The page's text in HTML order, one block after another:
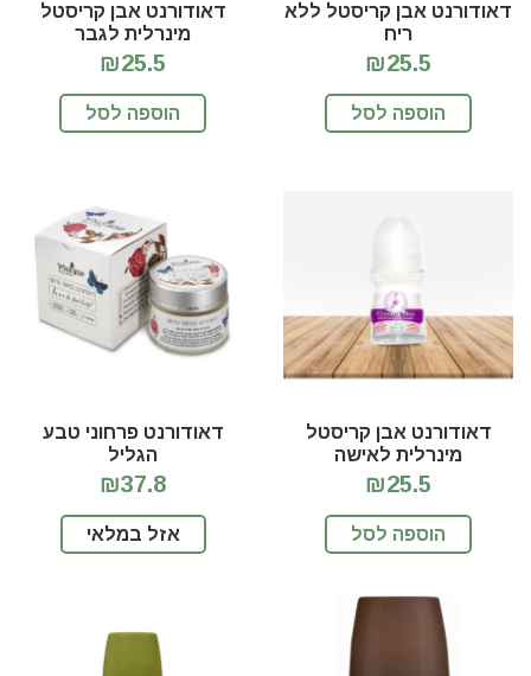
דאודורנט אבן קריסטל ללא
ריח
₪25.5
הוספה לסל
דאודורנט אבן קריסטל
מינרלית לגבר
₪25.5
הוספה לסל
דאודורנט אבן קריסטל
מינרלית לאישה
₪25.5
הוספה לסל
דאודורנט פרחוני טבע
הגליל
₪37.8
אזל במלאי